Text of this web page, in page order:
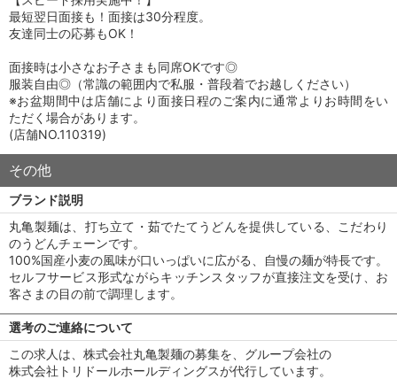
最短翌日面接も！面接は30分程度。
友達同士の応募もOK！
面接時は小さなお子さまも同席OKです◎
服装自由◎（常識の範囲内で私服・普段着でお越しください）
※お盆期間中は店舗により面接日程のご案内に通常よりお時間をい
ただく場合があります。
(店舗NO.110319)
その他
ブランド説明
丸亀製麺は、打ち立て・茹でたてうどんを提供している、こだわり
のうどんチェーンです。
100%国産小麦の風味が口いっぱいに広がる、自慢の麺が特長です。
セルフサービス形式ながらキッチンスタッフが直接注文を受け、お
客さまの目の前で調理します。
選考のご連絡について
この求人は、株式会社丸亀製麺の募集を、グループ会社の
株式会社トリドールホールディングスが代行しています。